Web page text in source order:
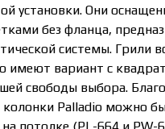
установки. Они
без фланца,
системы. Грили
имеют вариант с
свободы выбора.
колонки Palladio можно